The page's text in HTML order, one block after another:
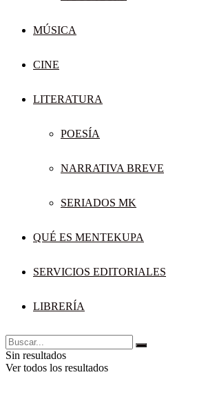
MÚSICA
CINE
LITERATURA
POESÍA
NARRATIVA BREVE
SERIADOS MK
QUÉ ES MENTEKUPA
SERVICIOS EDITORIALES
LIBRERÍA
Sin resultados
Ver todos los resultados